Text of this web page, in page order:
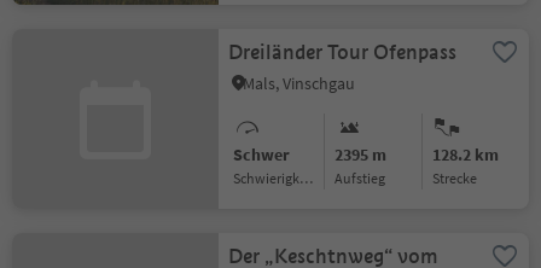
Dreiländer Tour Ofenpass
Mals, Vinschgau
Schwer
Schwierigkeitsgrad
2395 m
Aufstieg
128.2 km
Strecke
Der „Keschtnweg“ vom